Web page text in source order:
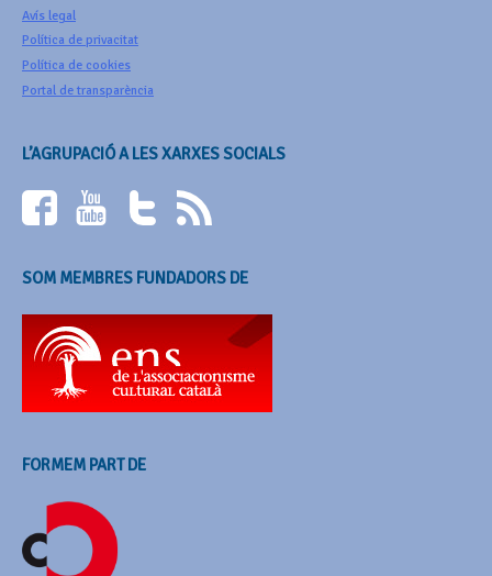
Avís legal
Política de privacitat
Política de cookies
Portal de transparència
L’AGRUPACIÓ A LES XARXES SOCIALS
SOM MEMBRES FUNDADORS DE
FORMEM PART DE